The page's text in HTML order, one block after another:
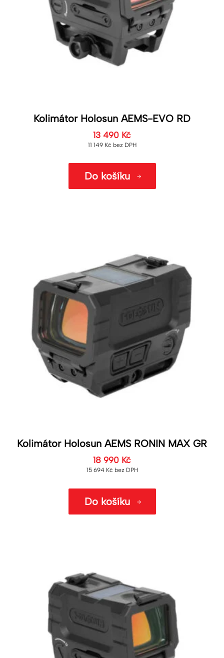
Kolimátor Holosun AEMS-EVO RD
13 490 Kč
11 149 Kč bez DPH
Do košíku
Kolimátor Holosun AEMS RONIN MAX GR
18 990 Kč
15 694 Kč bez DPH
Do košíku